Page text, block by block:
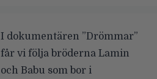
I dokumentären ”Drömmar”
får vi följa bröderna Lamin
och Babu som bor i